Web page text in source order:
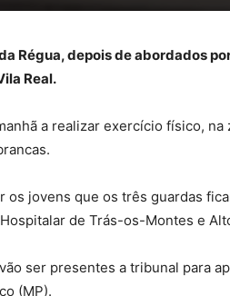
Régua, depois de abordados
Real.
a realizar exercício físico,
jovens que os três guardas
de Trás-os-Montes e
ser presentes a tribunal para
(MP).